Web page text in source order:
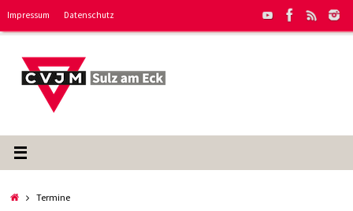
Impressum Datenschutz
StartTermine